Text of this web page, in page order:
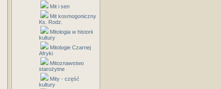
Mit i sen
Mit kosmogoniczny
Ks. Rodz.
Mitologia w historii
kultury
Mitologie Czarnej
Afryki
Mitoznawstwo
starożytne
Mity - część
kultury